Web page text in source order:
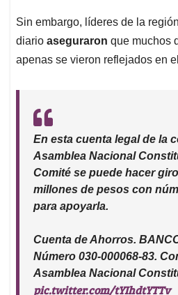
Sin embargo, líderes de la
diario aseguraron que muchos
apenas se vieron reflejados en
En esta cuenta legal de la
Asamblea Nacional
Comité se puede hacer
millones de pesos con
para apoyarla.
Cuenta de Ahorros.
Número 030-000068-83.
Asamblea Nacional
pic.twitter.com/tYIhdtYTTv